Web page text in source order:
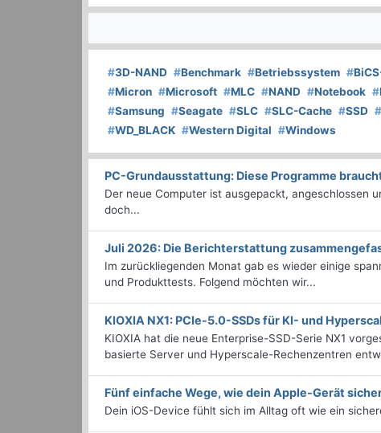
#3D-NAND #Benchmark #Betriebssystem #
#Micron #Microsoft #MLC #NAND #Notebook #
#Samsung #Seagate #SLC #SLC-Cache #SSD #
#WD_BLACK #Western Digital #Windows
PC-Grundausstattung: Diese Programme
Der neue Computer ist ausgepackt, angeschlossen
doch...
Juli 2026: Die Bericht­erstattung
Im zurückliegenden Monat gab es wieder einige
und Produkttests. Folgend möchten wir...
KIOXIA NX1: PCIe-5.0-SSDs für KI- und
KIOXIA hat die neue Enterprise-SSD-Serie NX1
basierte Server und Hyperscale-Rechenzentren
Fünf einfache Wege, wie dein Apple-Gerät
Dein iOS-Device fühlt sich im Alltag oft wie ein